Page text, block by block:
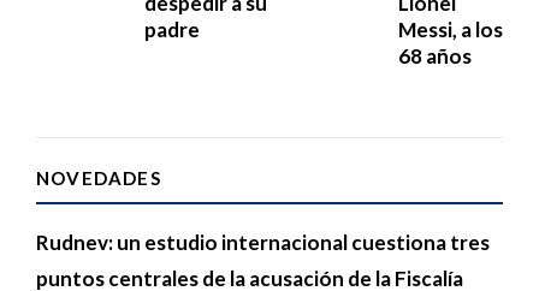
padre
Messi, a los
68 años
NOVEDADES
Rudnev: un estudio internacional cuestiona tres
puntos centrales de la acusación de la Fiscalía